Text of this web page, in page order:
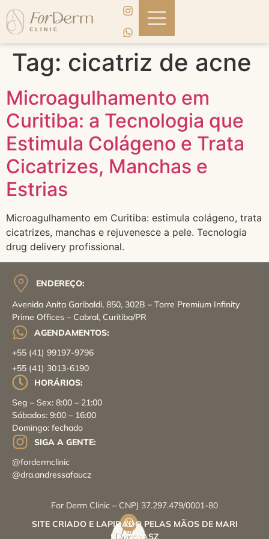
Tag: cicatriz de acne
Microagulhamento em
Curitiba: a Tecnologia que
Estimula Colágeno e Trata
Cicatrizes, Manchas e
Estrias
Microagulhamento em Curitiba: estimula colágeno, trata
cicatrizes, manchas e rejuvenesce a pele. Tecnologia
drug delivery profissional.
ENDEREÇO:
Avenida Anita Garibaldi, 850, 302B – Torre Premium Infinity
Prime Offices – Cabral, Curitiba/PR
AGENDAMENTOS:
+55 (41) 99197-9796
+55 (41) 3013-6190
HORÁRIOS:
Seg – Sex: 8:00 – 21:00
Sábados: 9:00 – 16:00
Domingo: fechado
SIGA A GENTE:
@fordermclinic
@dra.andressafaucz
For Derm Clinic – CNPJ 37.297.479/0001-80
SITE CRIADO E LAPIDADO PELAS MÃOS DE MARI
BARABASZ